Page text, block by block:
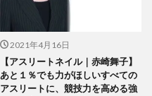
2021年4月16日
【アスリートネイル｜赤崎舞子】
あと１％でも力がほしいすべての
アスリートに、競技力を高める強